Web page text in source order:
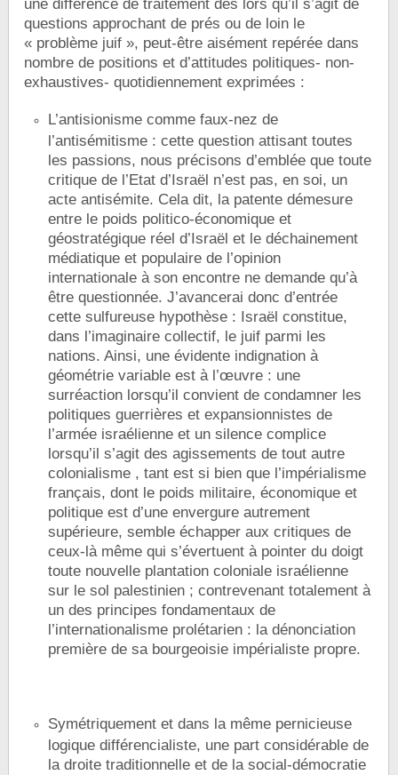
une différence de traitement dés lors qu’il s’agit de
questions approchant de prés ou de loin le
« problème juif », peut-être aisément repérée dans
nombre de positions et d’attitudes politiques- non-
exhaustives- quotidiennement exprimées :
L’antisionisme comme faux-nez de
l’antisémitisme : cette question attisant toutes
les passions, nous précisons d’emblée que toute
critique de l’Etat d’Israël n’est pas, en soi, un
acte antisémite. Cela dit, la patente démesure
entre le poids politico-économique et
géostratégique réel d’Israël et le déchainement
médiatique et populaire de l’opinion
internationale à son encontre ne demande qu’à
être questionnée. J’avancerai donc d’entrée
cette sulfureuse hypothèse : Israël constitue,
dans l’imaginaire collectif, le juif parmi les
nations. Ainsi, une évidente indignation à
géométrie variable est à l’œuvre : une
surréaction lorsqu’il convient de condamner les
politiques guerrières et expansionnistes de
l’armée israélienne et un silence complice
lorsqu’il s’agit des agissements de tout autre
colonialisme , tant est si bien que l’impérialisme
français, dont le poids militaire, économique et
politique est d’une envergure autrement
supérieure, semble échapper aux critiques de
ceux-là même qui s’évertuent à pointer du doigt
toute nouvelle plantation coloniale israélienne
sur le sol palestinien ; contrevenant totalement à
un des principes fondamentaux de
l’internationalisme prolétarien : la dénonciation
première de sa bourgeoisie impérialiste propre.
Symétriquement et dans la même pernicieuse
logique différencialiste, une part considérable de
la droite traditionnelle et de la social-démocratie